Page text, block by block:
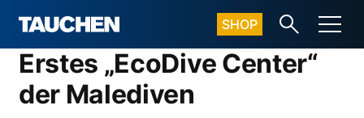
SHOP
Erstes „EcoDive Center“
der Malediven